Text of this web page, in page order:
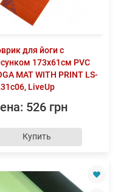
для йоги с
173x61см PVC
MAT WITH PRINT LS-
LiveUp
526 грн
Купить